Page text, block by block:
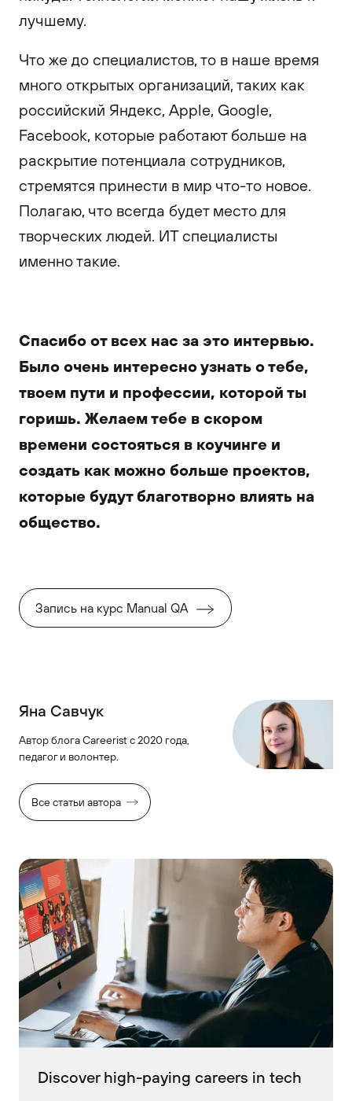
лучшему.
Что же до специалистов, то в наше время
много открытых организаций, таких как
российский Яндекс, Apple, Google,
Facebook, которые работают больше на
раскрытие потенциала сотрудников,
стремятся принести в мир что-то новое.
Полагаю, что всегда будет место для
творческих людей. ИТ специалисты
именно такие.
Спасибо от всех нас за это интервью.
Было очень интересно узнать о тебе,
твоем пути и профессии, которой ты
горишь. Желаем тебе в скором
времени состояться в коучинге и
создать как можно больше проектов,
которые будут благотворно влиять на
общество.
Запись на курс Manual QA
Яна Савчук
Автор блога Careerist с 2020 года,
педагог и волонтер.
Все статьи автора
Discover high-paying careers in tech